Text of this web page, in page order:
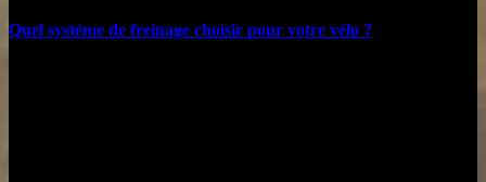
Quel système de freinage choisir pour votre vélo ?